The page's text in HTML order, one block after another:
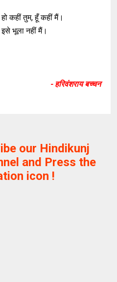
कहीं तुम, हूँ कहीं मैं।
इसे भूला नहीं मैं।
- हरिवंशराय बच्चन
our Hindikunj
and Press the
icon !